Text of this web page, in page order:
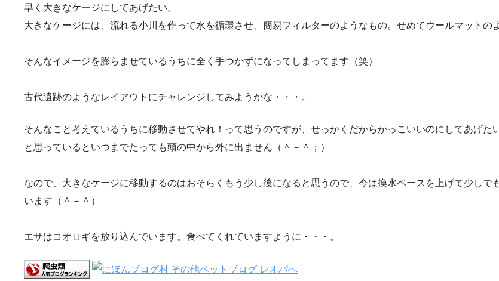
早く大きなケージにしてあげたい。
大きなケージには、流れる小川を作って水を循環させ、簡易フィルターのようなもの。せめてウールマットの
そんなイメージを膨らませているうちに全く手つかずになってしまってます（笑）
古代遺跡のようなレイアウトにチャレンジしてみようかな・・・。
そんなこと考えているうちに移動させてやれ！って思うのですが、せっかくだからかっこいいのにしてあげたい
と思っているといつまでたっても頭の中から外に出ません（＾－＾；）
なので、大きなケージに移動するのはおそらくもう少し後になると思うので、今は換水ペースを上げて少し
います（＾－＾）
エサはコオロギを放り込んでいます。食べてくれていますように・・・。